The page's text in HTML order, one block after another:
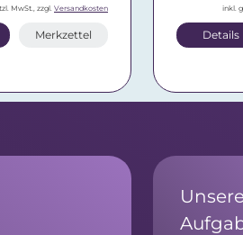
MwSt., zzgl. Versandkosten
Merkzettel
inkl.
Details